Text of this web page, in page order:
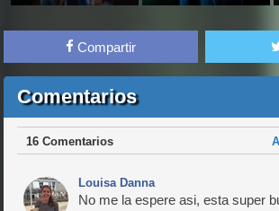
Compartir
Comentarios
16 Comentarios
Louisa Danna
No me la espere asi, esta super